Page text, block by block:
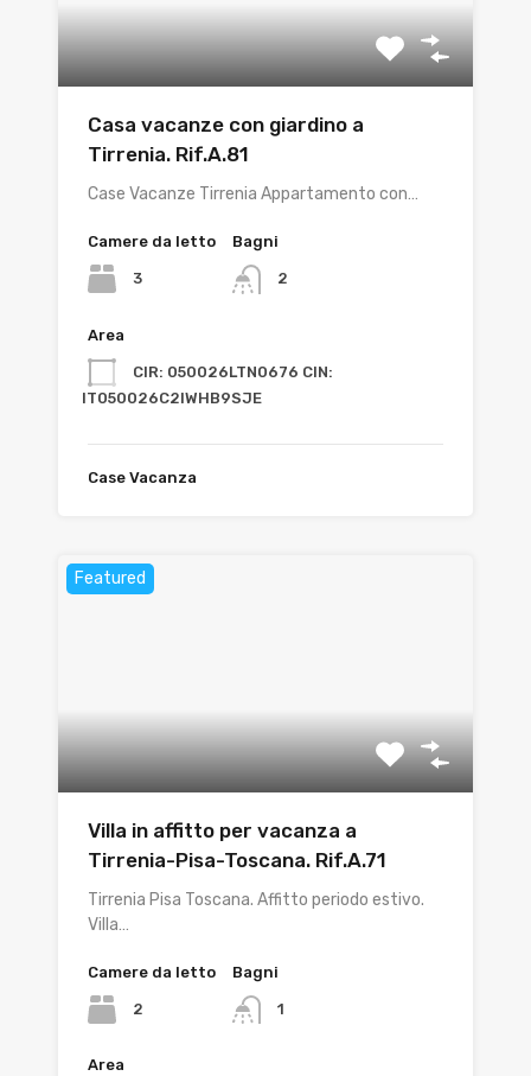
Casa vacanze con giardino a
Tirrenia. Rif.A.81
Case Vacanze Tirrenia Appartamento con…
Camere da letto
3
Bagni
2
Area
CIR: 050026LTN0676 CIN:
IT050026C2IWHB9SJE
Case Vacanza
Featured
Villa in affitto per vacanza a
Tirrenia-Pisa-Toscana. Rif.A.71
Tirrenia Pisa Toscana. Affitto periodo estivo.
Villa…
Camere da letto
2
Bagni
1
Area